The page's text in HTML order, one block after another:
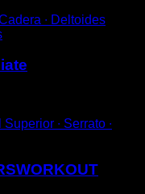
∙ Deltoides
∙ Serrato ∙